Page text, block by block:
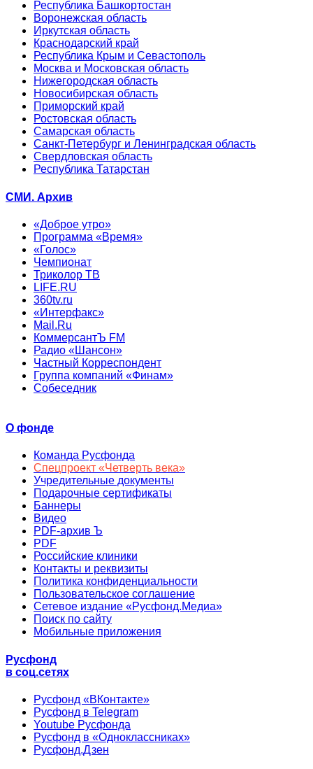
Республика Башкортостан
Воронежская область
Иркутская область
Краснодарский край
Республика Крым и Севастополь
Москва и Московская область
Нижегородская область
Новосибирская область
Приморский край
Ростовская область
Самарская область
Санкт-Петербург и Ленинградская область
Свердловская область
Республика Татарстан
СМИ. Архив
«Доброе утро»
Программа «Время»
«Голос»
Чемпионат
Триколор ТВ
LIFE.RU
360tv.ru
«Интерфакс»
Mail.Ru
КоммерсантЪ FM
Радио «Шансон»
Частный Корреспондент
Группа компаний «Финам»
Собеседник
О фонде
Команда Русфонда
Спецпроект «Четверть века»
Учредительные документы
Подарочные сертификаты
Баннеры
Видео
PDF-архив Ъ
PDF
Российские клиники
Контакты и реквизиты
Политика конфиденциальности
Пользовательское соглашение
Сетевое издание «Русфонд.Медиа»
Поиск по сайту
Мобильные приложения
Русфонд
в соц.сетях
Русфонд «ВКонтакте»
Русфонд в Telegram
Youtube Русфонда
Русфонд в «Одноклассниках»
Русфонд.Дзен